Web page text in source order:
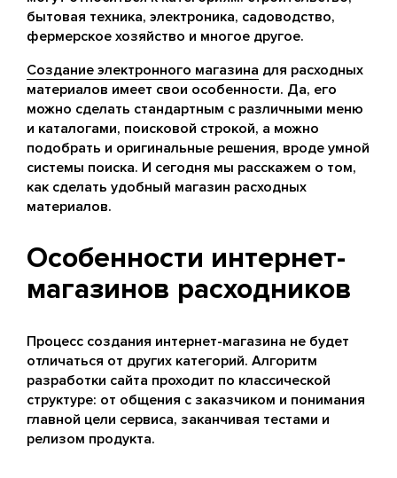
бытовая техника, электроника, садоводство,
фермерское хозяйство и многое другое.
Создание электронного магазина для расходных
материалов имеет свои особенности. Да, его
можно сделать стандартным с различными меню
и каталогами, поисковой строкой, а можно
подобрать и оригинальные решения, вроде умной
системы поиска. И сегодня мы расскажем о том,
как сделать удобный магазин расходных
материалов.
Особенности интернет-
магазинов расходников
Процесс создания интернет-магазина не будет
отличаться от других категорий. Алгоритм
разработки сайта проходит по классической
структуре: от общения с заказчиком и понимания
главной цели сервиса, заканчивая тестами и
релизом продукта.